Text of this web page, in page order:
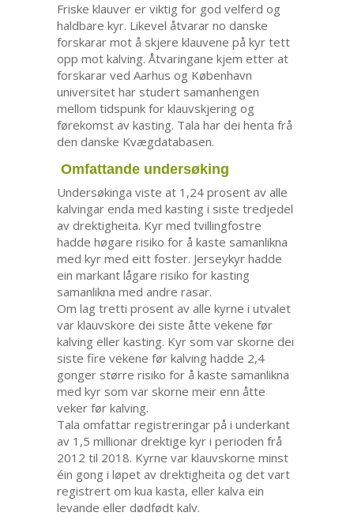
Friske klauver er viktig for god velferd og
haldbare kyr. Likevel åtvarar no danske
forskarar mot å skjere klauvene på kyr tett
opp mot kalving. Åtvaringane kjem etter at
forskarar ved Aarhus og København
universitet har studert samanhengen
mellom tidspunk for klauvskjering og
førekomst av kasting. Tala har dei henta frå
den danske Kvægdatabasen.
Omfattande undersøking
Undersøkinga viste at 1,24 prosent av alle
kalvingar enda med kasting i siste tredjedel
av drektigheita. Kyr med tvillingfostre
hadde høgare risiko for å kaste samanlikna
med kyr med eitt foster. Jerseykyr hadde
ein markant lågare risiko for kasting
samanlikna med andre rasar.
Om lag tretti prosent av alle kyrne i utvalet
var klauvskore dei siste åtte vekene før
kalving eller kasting. Kyr som var skorne dei
siste fire vekene før kalving hadde 2,4
gonger større risiko for å kaste samanlikna
med kyr som var skorne meir enn åtte
veker før kalving.
Tala omfattar registreringar på i underkant
av 1,5 millionar drektige kyr i perioden frå
2012 til 2018. Kyrne var klauvskorne minst
éin gong i løpet av drektigheita og det vart
registrert om kua kasta, eller kalva ein
levande eller dødfødt kalv.